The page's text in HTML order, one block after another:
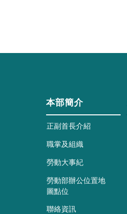
本部簡介
正副首長介紹
職掌及組織
勞動大事紀
勞動部辦公位置地
圖點位
聯絡資訊